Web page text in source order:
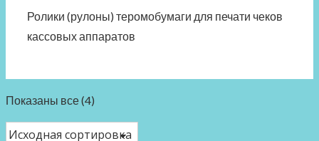
Ролики (рулоны) теромобумаги для печати чеков
кассовых аппаратов
Показаны все (4)